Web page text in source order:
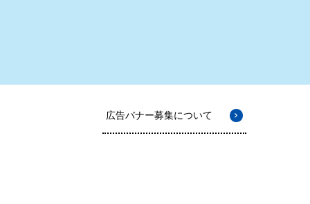
広告バナー募集について